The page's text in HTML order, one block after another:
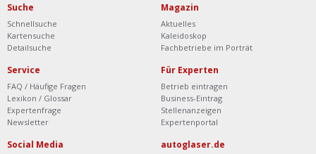
Suche
Schnellsuche
Kartensuche
Detailsuche
Magazin
Aktuelles
Kaleidoskop
Fachbetriebe im Porträt
Service
FAQ / Häufige Fragen
Lexikon / Glossar
Expertenfrage
Newsletter
Für Experten
Betrieb eintragen
Business-Eintrag
Stellenanzeigen
Expertenportal
Social Media autoglaser.de